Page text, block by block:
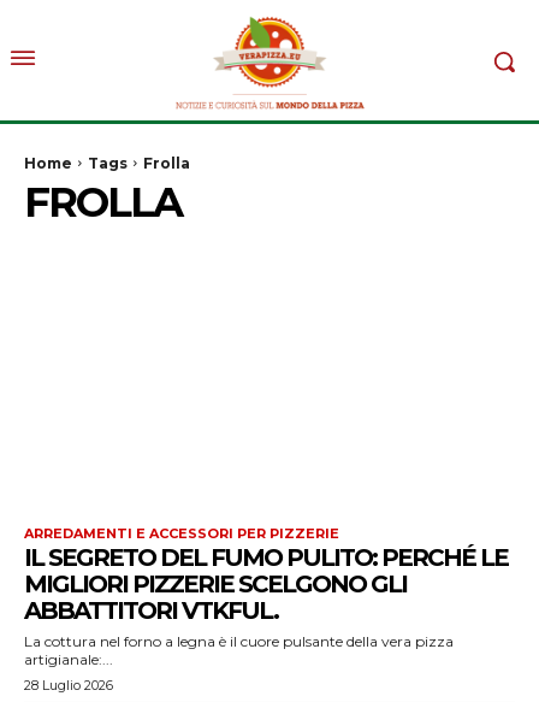
Home Tags Frolla
FROLLA
ARREDAMENTI E ACCESSORI PER PIZZERIE
IL SEGRETO DEL FUMO PULITO: PERCHÉ LE
MIGLIORI PIZZERIE SCELGONO GLI
ABBATTITORI VTKFUL.
La cottura nel forno a legna è il cuore pulsante della vera pizza
artigianale:...
28 Luglio 2026